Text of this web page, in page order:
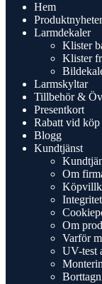
Hem
Produktnyheter
Larmdekaler
Klister
Klister
Larmskyltar
Tillbehör &
Presentkort
Rabatt vid köp
Blogg
Kundtjänst
Om
Om
Varför
UV-test